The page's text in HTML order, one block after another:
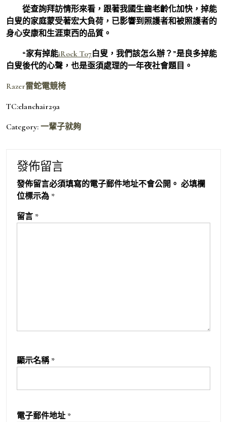
從查詢拜訪情形來看，跟著我國生齒老齡化加快，掉能
白叟的家庭蒙受著宏大負荷，已影響到照護者和被照護者的
身心安康和生涯東西的品質。
“家有掉能iRock T07白叟，我們該怎么辦？”是良多掉能
白叟後代的心聲，也是亟須處理的一年夜社會題目。
Razer雷蛇電競椅
TC:elanchair29a
Category: 一輩子就夠
發佈留言
發佈留言必須填寫的電子郵件地址不會公開。 必填欄
位標示為 *
留言 *
顯示名稱 *
電子郵件地址 *